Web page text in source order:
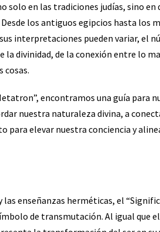
solo en las tradiciones judías, sino en
los antiguos egipcios hasta los
interpretaciones pueden variar, el
la divinidad, de la conexión entre lo
cosas.
encontramos una guía para
nuestra naturaleza divina, a
para elevar nuestra conciencia y
enseñanzas herméticas, el
de transmutación. Al igual que